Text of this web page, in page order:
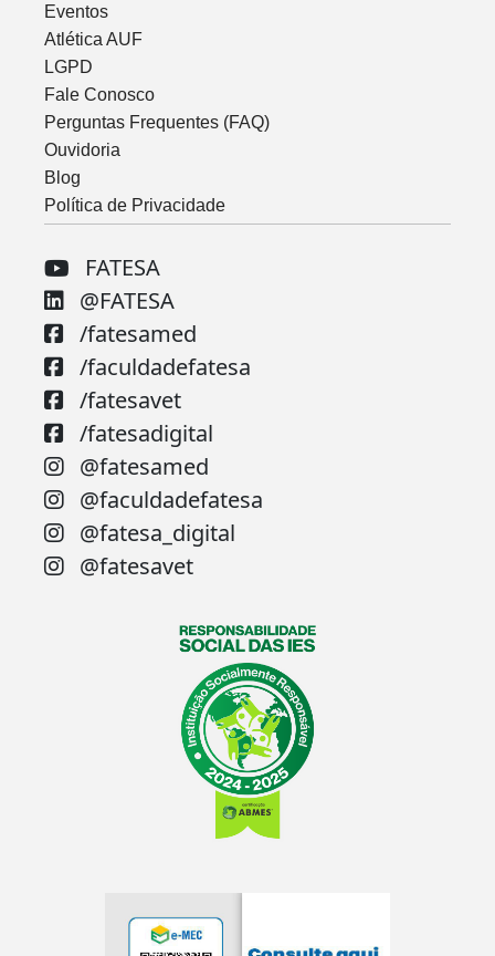
Eventos
Atlética AUF
LGPD
Fale Conosco
Perguntas Frequentes (FAQ)
Ouvidoria
Blog
Política de Privacidade
FATESA
@FATESA
/fatesamed
/faculdadefatesa
/fatesavet
/fatesadigital
@fatesamed
@faculdadefatesa
@fatesa_digital
@fatesavet